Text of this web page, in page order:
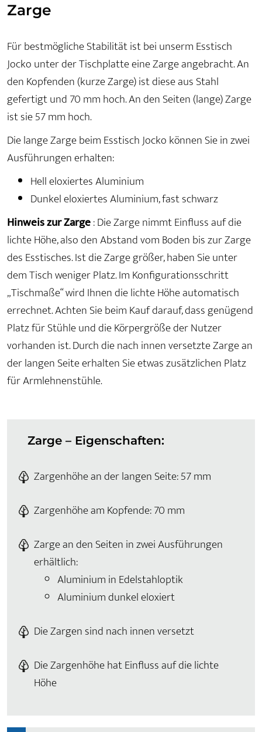
Zarge
Für bestmögliche Stabilität ist bei unserm Esstisch
Jocko unter der Tischplatte eine Zarge angebracht. An
den Kopfenden (kurze Zarge) ist diese aus Stahl
gefertigt und 70 mm hoch. An den Seiten (lange) Zarge
ist sie 57 mm hoch.
Die lange Zarge beim Esstisch Jocko können Sie in zwei
Ausführungen erhalten:
Hell eloxiertes Aluminium
Dunkel eloxiertes Aluminium, fast schwarz
Hinweis zur Zarge: Die Zarge nimmt Einfluss auf die
lichte Höhe, also den Abstand vom Boden bis zur Zarge
des Esstisches. Ist die Zarge größer, haben Sie unter
dem Tisch weniger Platz. Im Konfigurationsschritt
„Tischmaße“ wird Ihnen die lichte Höhe automatisch
errechnet. Achten Sie beim Kauf darauf, dass genügend
Platz für Stühle und die Körpergröße der Nutzer
vorhanden ist. Durch die nach innen versetzte Zarge an
der langen Seite erhalten Sie etwas zusätzlichen Platz
für Armlehnenstühle.
Zarge – Eigenschaften:
Zargenhöhe an der langen Seite: 57 mm
Zargenhöhe am Kopfende: 70 mm
Zarge an den Seiten in zwei Ausführungen
erhältlich:
Aluminium in Edelstahloptik
Aluminium dunkel eloxiert
Die Zargen sind nach innen versetzt
Die Zargenhöhe hat Einfluss auf die lichte
Höhe